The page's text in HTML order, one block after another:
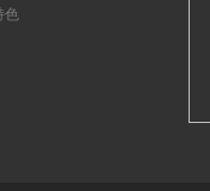
色